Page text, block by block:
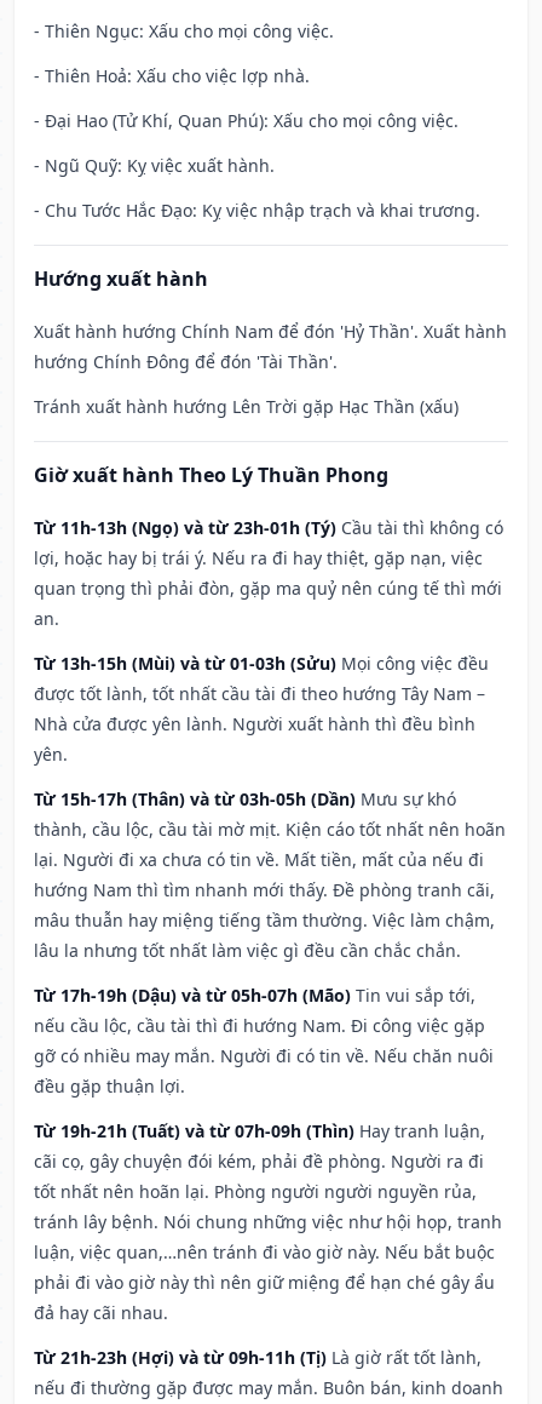
- Thiên Ngục: Xấu cho mọi công việc.
- Thiên Hoả: Xấu cho việc lợp nhà.
- Đại Hao (Tử Khí, Quan Phú): Xấu cho mọi công việc.
- Ngũ Quỹ: Kỵ việc xuất hành.
- Chu Tước Hắc Đạo: Kỵ việc nhập trạch và khai trương.
Hướng xuất hành
Xuất hành hướng Chính Nam để đón 'Hỷ Thần'. Xuất hành
hướng Chính Đông để đón 'Tài Thần'.
Tránh xuất hành hướng Lên Trời gặp Hạc Thần (xấu)
Giờ xuất hành Theo Lý Thuần Phong
Từ 11h-13h (Ngọ) và từ 23h-01h (Tý) Cầu tài thì không có
lợi, hoặc hay bị trái ý. Nếu ra đi hay thiệt, gặp nạn, việc
quan trọng thì phải đòn, gặp ma quỷ nên cúng tế thì mới
an.
Từ 13h-15h (Mùi) và từ 01-03h (Sửu) Mọi công việc đều
được tốt lành, tốt nhất cầu tài đi theo hướng Tây Nam –
Nhà cửa được yên lành. Người xuất hành thì đều bình
yên.
Từ 15h-17h (Thân) và từ 03h-05h (Dần) Mưu sự khó
thành, cầu lộc, cầu tài mờ mịt. Kiện cáo tốt nhất nên hoãn
lại. Người đi xa chưa có tin về. Mất tiền, mất của nếu đi
hướng Nam thì tìm nhanh mới thấy. Đề phòng tranh cãi,
mâu thuẫn hay miệng tiếng tầm thường. Việc làm chậm,
lâu la nhưng tốt nhất làm việc gì đều cần chắc chắn.
Từ 17h-19h (Dậu) và từ 05h-07h (Mão) Tin vui sắp tới,
nếu cầu lộc, cầu tài thì đi hướng Nam. Đi công việc gặp
gỡ có nhiều may mắn. Người đi có tin về. Nếu chăn nuôi
đều gặp thuận lợi.
Từ 19h-21h (Tuất) và từ 07h-09h (Thìn) Hay tranh luận,
cãi cọ, gây chuyện đói kém, phải đề phòng. Người ra đi
tốt nhất nên hoãn lại. Phòng người người nguyền rủa,
tránh lây bệnh. Nói chung những việc như hội họp, tranh
luận, việc quan,…nên tránh đi vào giờ này. Nếu bắt buộc
phải đi vào giờ này thì nên giữ miệng để hạn ché gây ẩu
đả hay cãi nhau.
Từ 21h-23h (Hợi) và từ 09h-11h (Tị) Là giờ rất tốt lành,
nếu đi thường gặp được may mắn. Buôn bán, kinh doanh